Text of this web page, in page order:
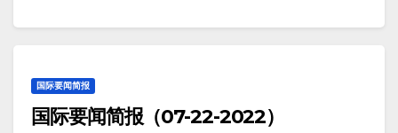
人数接近 70 人，因为气候危机使雷击的发生更加频
繁。 以下是社区广告： 打赏或捐助方式如下：
美国大学校园、企业和政府计算机系统，以获取西方
新报告称，北京已将目标对准美联储、美国中央银行
和世界上最强大的经济机构之一，以获取非公开信
的人的经历。 一个人的一生一闪而过，这是一个人死
前发生的最常见的记录现象之一。 13。报道称，
布的年度防务文件中警告说，俄罗斯对乌克兰的战争
和中国与台湾的紧张关系，导致国家安全威胁不断升
迪号航空母舰在美国海军服役。 在最新的进度报告
中，它已安装了超过980 万英尺（约 1800 英里）的电
缆。 6。报道称，中国最大的代工厂中芯国际
界相信的更大的艰苦战斗。 3。在本次选举周期中，唯
一一位由 Black Lives Matter PAC 支持的联邦民主党候
国际要闻简报
国际要闻简报（07-22-2022）